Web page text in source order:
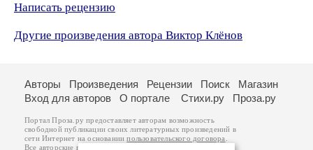
Написать рецензию
Другие произведения автора Виктор Клёнов
Авторы Произведения Рецензии Поиск
Магазин
Вход для авторов
О портале Стихи.ру Проза.ру
Портал Проза.ру предоставляет авторам возможность
свободной публикации своих литературных произведений в
сети Интернет на основаниипользовательского договора
Все авторские права на произведения принадлежат авторам